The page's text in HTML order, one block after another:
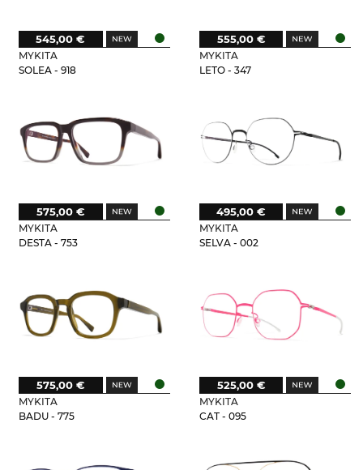
MYKITA
SOLEA - 918
545,00 €
MYKITA
LETO - 347
555,00 €
MYKITA
DESTA - 753
575,00 €
MYKITA
SELVA - 002
495,00 €
MYKITA
BADU - 775
575,00 €
MYKITA
CAT - 095
525,00 €